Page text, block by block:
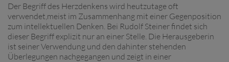
Der Begriff des Herzdenkens wird heutzutage oft
verwendet,meist im Zusammenhang mit einer Gegenposition
zum intellektuellen Denken. Bei Rudolf Steiner findet sich
dieser Begriff explizit nur an einer Stelle. Die Herausgeberin
ist seiner Verwendung und den dahinter stehenden
Überlegungen nachgegangen und zeigt in einer